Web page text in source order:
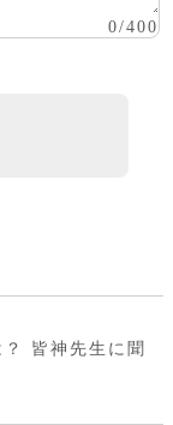
0/400
皆神先生に聞